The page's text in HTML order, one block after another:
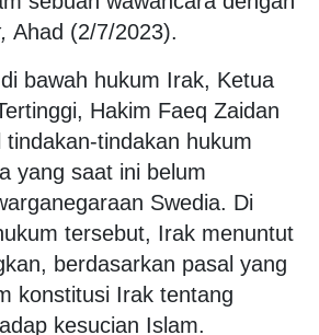
Ahad (2/7/2023).
bawah hukum Irak, Ketua
Hakim Faeq Zaidan
tindakan hukum
yang saat ini belum
Swedia. Di
tersebut, Irak menuntut
berdasarkan pasal yang
konstitusi Irak tentang
kesucian Islam.